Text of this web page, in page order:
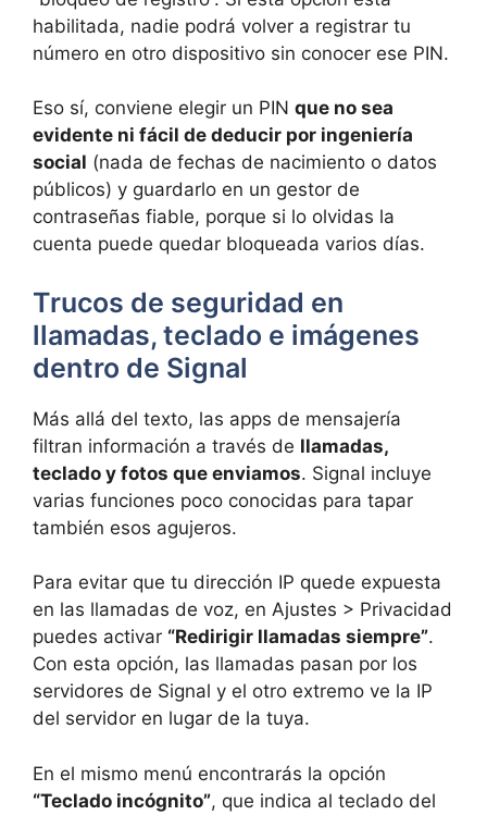
habilitada, nadie podrá volver a registrar tu
número en otro dispositivo sin conocer ese PIN.
Eso sí, conviene elegir un PIN que no sea
evidente ni fácil de deducir por ingeniería
social (nada de fechas de nacimiento o datos
públicos) y guardarlo en un gestor de
contraseñas fiable, porque si lo olvidas la
cuenta puede quedar bloqueada varios días.
Trucos de seguridad en
llamadas, teclado e imágenes
dentro de Signal
Más allá del texto, las apps de mensajería
filtran información a través de llamadas,
teclado y fotos que enviamos. Signal incluye
varias funciones poco conocidas para tapar
también esos agujeros.
Para evitar que tu dirección IP quede expuesta
en las llamadas de voz, en Ajustes > Privacidad
puedes activar “Redirigir llamadas siempre”.
Con esta opción, las llamadas pasan por los
servidores de Signal y el otro extremo ve la IP
del servidor en lugar de la tuya.
En el mismo menú encontrarás la opción
“Teclado incógnito”, que indica al teclado del